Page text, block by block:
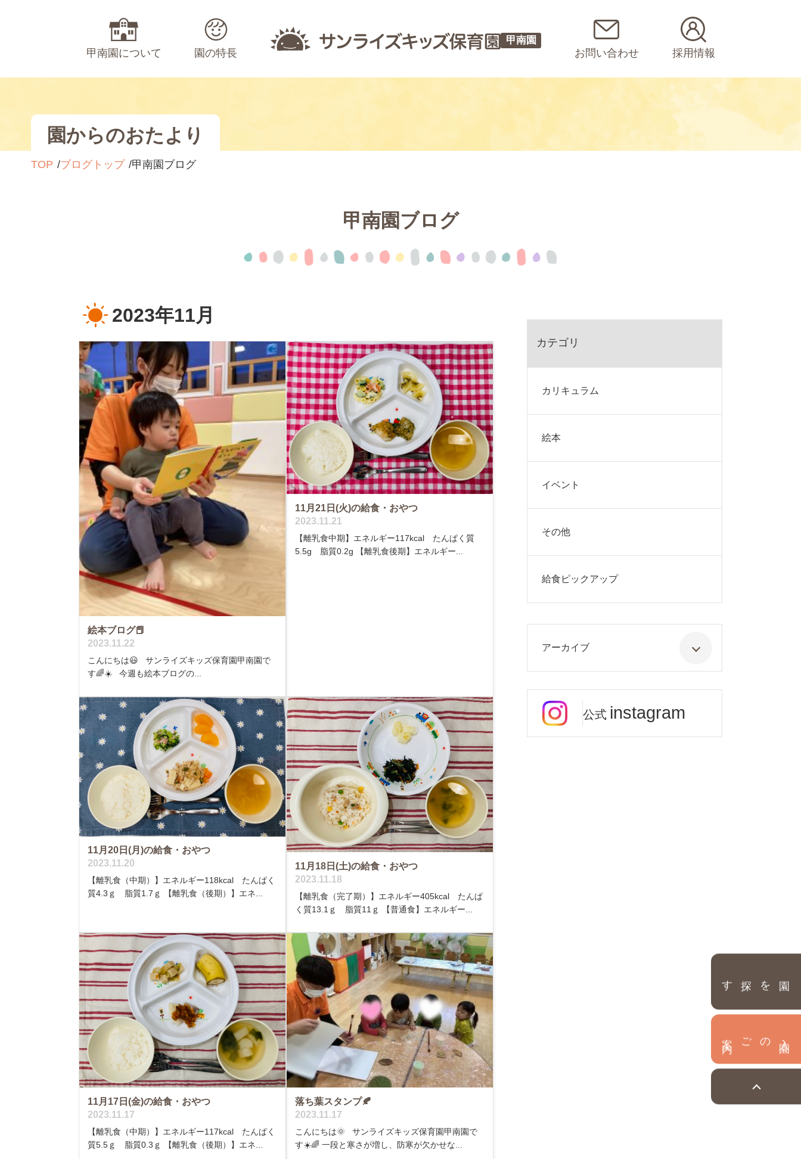
甲南園について 園の特長
甲南園
お問い合わせ 採用情報
園を探す
園からのおたより
TOP ブログトップ 甲南園ブログ
甲南園ブログ
2023年11月
絵本ブログ📕
2023.11.22
こんにちは😃 サンライズキッズ保育園甲南園で
す🌈☀️ 今週も絵本ブログの...
11月21日(火)の給食・おやつ
2023.11.21
【離乳食中期】エネルギー117kcal たんぱく質
5.5g 脂質0.2g 【離乳食後期】エネルギー...
11月20日(月)の給食・おやつ
2023.11.20
【離乳食（中期）】エネルギー118kcal たんぱく
質4.3ｇ 脂質1.7ｇ 【離乳食（後期）】エネ...
11月18日(土)の給食・おやつ
2023.11.18
【離乳食（完了期）】エネルギー405kcal たんぱ
く質13.1ｇ 脂質11ｇ 【普通食】エネルギー...
11月17日(金)の給食・おやつ
2023.11.17
【離乳食（中期）】エネルギー117kcal たんぱく
質5.5ｇ 脂質0.3ｇ 【離乳食（後期）】エネ...
落ち葉スタンプ🍂
2023.11.17
こんにちは🌞 サンライズキッズ保育園甲南園で
す☀️🌈 一段と寒さが増し、防寒が欠かせな...
カテゴリ
カリキュラム
絵本
イベント
その他
給食ピックアップ
アーカイブ
公式 instagram